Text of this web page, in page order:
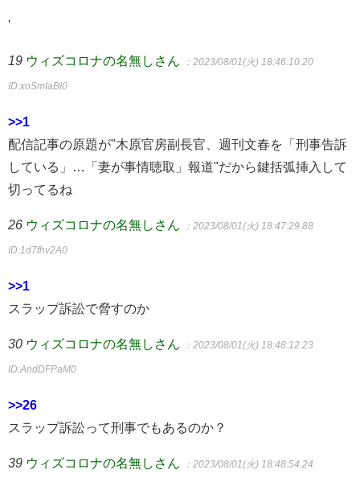
'
19 ウィズコロナの名無しさん ：2023/08/01(火) 18:46:10.20
ID:xoSmIaBI0
>>1
配信記事の原題が"木原官房副長官、週刊文春を「刑事告訴
している」…「妻が事情聴取」報道"だから鍵括弧挿入して
切ってるね
26 ウィズコロナの名無しさん ：2023/08/01(火) 18:47:29.88
ID:1d7fhv2A0
>>1
スラップ訴訟で脅すのか
30 ウィズコロナの名無しさん ：2023/08/01(火) 18:48:12.23
ID:AndDFPaM0
>>26
スラップ訴訟って刑事でもあるのか？
39 ウィズコロナの名無しさん ：2023/08/01(火) 18:48:54.24